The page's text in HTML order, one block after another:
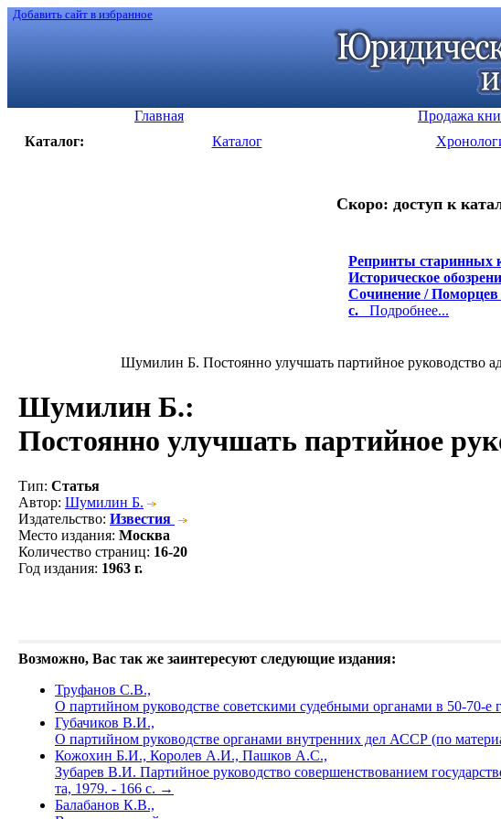
Добавить сайт в избранное
Главная Продажа
Каталог:
Каталог
Скоро: доступ к
Репринты старинных
Историческое
Сочинение /
с. Подробнее...
Шумилин Б. Постоянно улучшать партийное руководство
Шумилин Б.:
Постоянно улучшать партийное
Тип: Статья
Автор: Шумилин Б.
Издательство: Известия
Место издания: Москва
Количество страниц: 16-20
Год издания: 1963 г.
Возможно, Вас так же заинтересуют следующие издания:
Труфанов С.В.,
О партийном руководстве советскими судебными органами в 50-70-е
Губачиков В.И.,
О партийном руководстве органами внутренних дел АССР (по
Кожохин Б.И., Королев А.И., Пашков А.С.,
Зубарев В.И. Партийное руководство совершенствованием
та, 1979. - 166 с. →
Балабанов К.В.,